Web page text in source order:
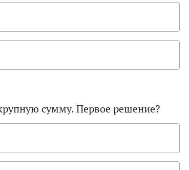
сумму. Первое решение?